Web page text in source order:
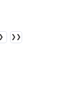
❯ ❯❯